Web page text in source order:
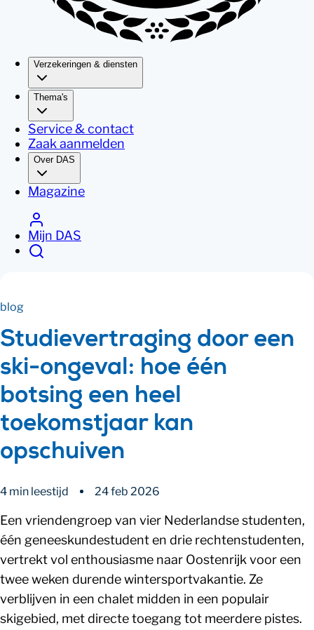
Verzekeringen & diensten
Thema's
Service & contact
Zaak aanmelden
Over DAS
Magazine
Mijn DAS
blog
Studievertraging door een
ski-ongeval: hoe één
botsing een heel
toekomstjaar kan
opschuiven
4 min leestijd 24 feb 2026
Een vriendengroep van vier Nederlandse studenten,
één geneeskundestudent en drie rechtenstudenten,
vertrekt vol enthousiasme naar Oostenrijk voor een
twee weken durende wintersportvakantie. Ze
verblijven in een chalet midden in een populair
skigebied, met directe toegang tot meerdere pistes.